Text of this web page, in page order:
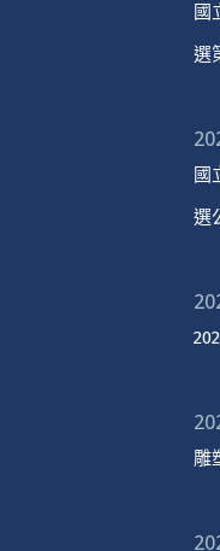
國
選
國
選
雕